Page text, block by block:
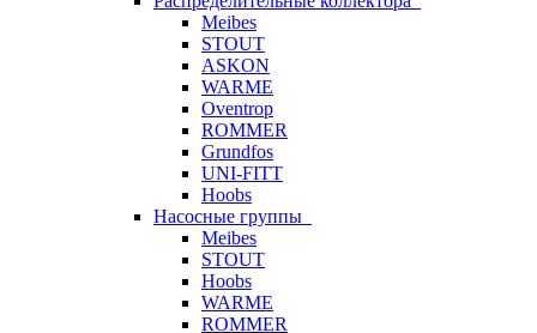
Meibes
STOUT
ASKON
WARME
Oventrop
ROMMER
Grundfos
UNI-FITT
Hoobs
Насосные группы
Meibes
STOUT
Hoobs
WARME
ROMMER